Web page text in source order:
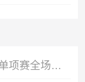
WNBA全明星单项赛投篮之星-单项赛全场录像